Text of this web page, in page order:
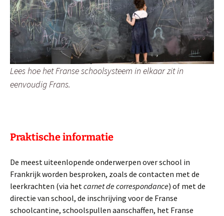
Lees hoe het Franse schoolsysteem in elkaar zit in
eenvoudig Frans.
Praktische informatie
De meest uiteenlopende onderwerpen over school in
Frankrijk worden besproken, zoals de contacten met de
leerkrachten (via hetcarnet de correspondance) of met de
directie van school, de inschrijving voor de Franse
schoolcantine, schoolspullen aanschaffen, het Franse